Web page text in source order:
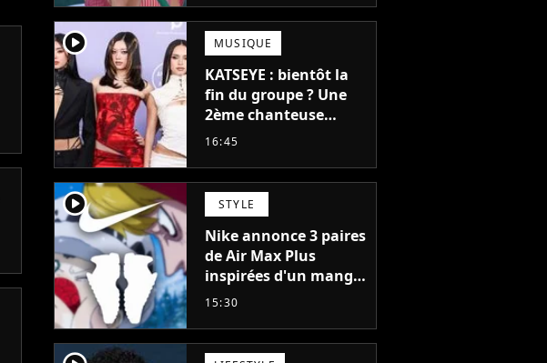
pensais ne plus
jamais chanter"
player2 MUSIQUE
KATSEYE : bientôt la
fin du groupe ? Une
2ème chanteuse
s'éloigne en 6 mois,
décision n’a pas été
facile"
16:45
player2 STYLE
Nike annonce 3 paires
de Air Max Plus
inspirées d'un manga
culte de 1190
tomes
15:30